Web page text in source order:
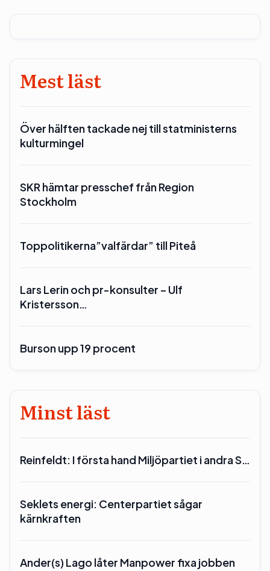
Mest läst
Över hälften tackade nej till statministerns
kulturmingel
SKR hämtar presschef från Region
Stockholm
Toppolitikerna”valfärdar” till Piteå
Lars Lerin och pr-konsulter – Ulf
Kristersson…
Burson upp 19 procent
Minst läst
Reinfeldt: I första hand Miljöpartiet i andra S…
Seklets energi: Centerpartiet sågar
kärnkraften
Ander(s) Lago låter Manpower fixa jobben